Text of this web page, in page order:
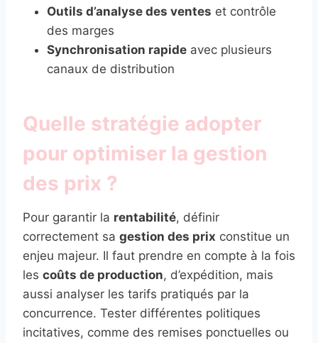
Outils d’analyse des ventes et contrôle
des marges
Synchronisation rapide avec plusieurs
canaux de distribution
Quelle stratégie adopter
pour optimiser la gestion
des prix ?
Pour garantir la rentabilité, définir
correctement sa gestion des prix constitue un
enjeu majeur. Il faut prendre en compte à la fois
les coûts de production, d’expédition, mais
aussi analyser les tarifs pratiqués par la
concurrence. Tester différentes politiques
incitatives, comme des remises ponctuelles ou